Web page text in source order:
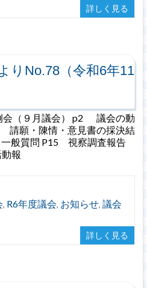
詳しく見る
りNo.78（令和6年11
（９月議会） p2 議会の動
願・陳情・意見書の採決結
般質問 P15 視察調査報告
報
, R6年度議会, お知らせ, 議会
詳しく見る